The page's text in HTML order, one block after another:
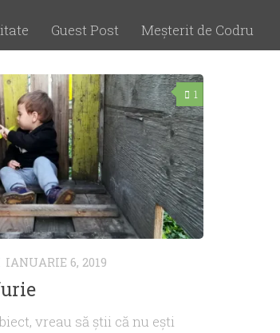
Guest Post Meşterit de Codru
1
IANUARIE 6, 2019
vreau să ştii că nu eşti